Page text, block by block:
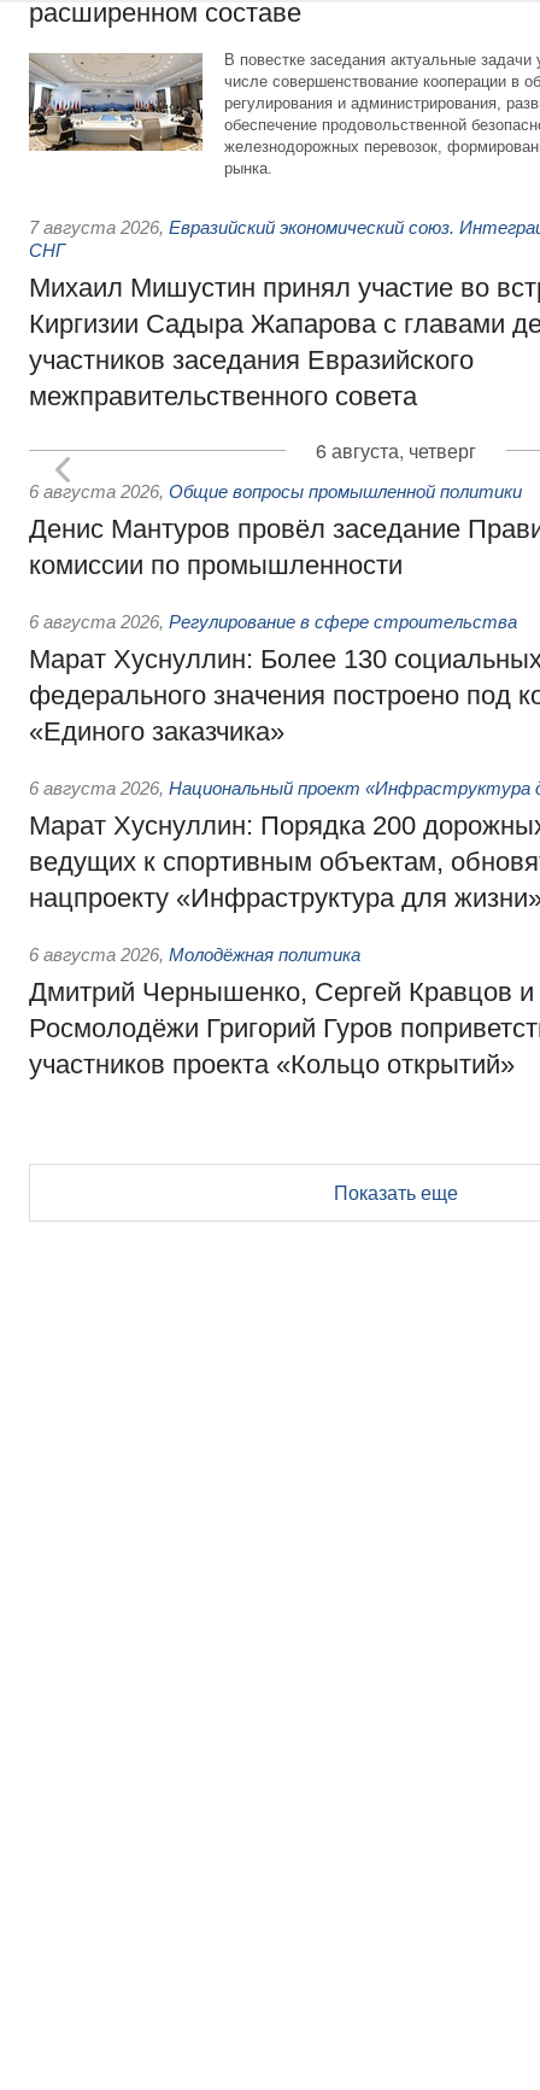
расширенном составе
В повестке заседания актуальные задачи
числе совершенствование кооперации в
регулирования и администрирования,
обеспечение продовольственной
железнодорожных перевозок,
рынка.
7 августа 2026, Евразийский экономический союз.
СНГ
Михаил Мишустин принял участие во
Киргизии Садыра Жапарова с главами
участников заседания Евразийского
межправительственного совета
6 августа, четверг
6 августа 2026, Общие вопросы промышленной политики
Денис Мантуров провёл заседание
комиссии по промышленности
6 августа 2026, Регулирование в сфере строительства
Марат Хуснуллин: Более 130
федерального значения построено под
«Единого заказчика»
6 августа 2026, Национальный проект «Инфраструктура
Марат Хуснуллин: Порядка 200
ведущих к спортивным объектам,
нацпроекту «Инфраструктура для
6 августа 2026, Молодёжная политика
Дмитрий Чернышенко, Сергей Кравцов и
Росмолодёжи Григорий Гуров
участников проекта «Кольцо открытий»
Показать еще